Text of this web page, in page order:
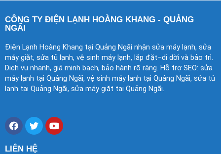
CÔNG TY ĐIỆN LẠNH HOÀNG KHANG - QUẢNG
NGÃI
Điện Lạnh Hoàng Khang tại Quảng Ngãi nhận sửa máy lạnh, sửa
máy giặt, sửa tủ lạnh, vệ sinh máy lạnh, lắp đặt–di dời và bảo trì.
Dịch vụ nhanh, giá minh bạch, bảo hành rõ ràng. Hỗ trợ SEO: sửa
máy lạnh tại Quảng Ngãi, vệ sinh máy lạnh tại Quảng Ngãi, sửa tủ
lạnh tại Quảng Ngãi, sửa máy giặt tại Quảng Ngãi.
F
a
e
T
w
t
Y
o
LIÊN HỆ